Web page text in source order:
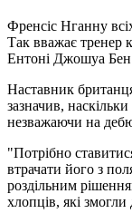
Френсіс Нганну
Так вважає тренер
Ентоні Джошуа Бен
Наставник
зазначив,
незважаючи на
"Потрібно
втрачати його з
роздільним
хлопців, які